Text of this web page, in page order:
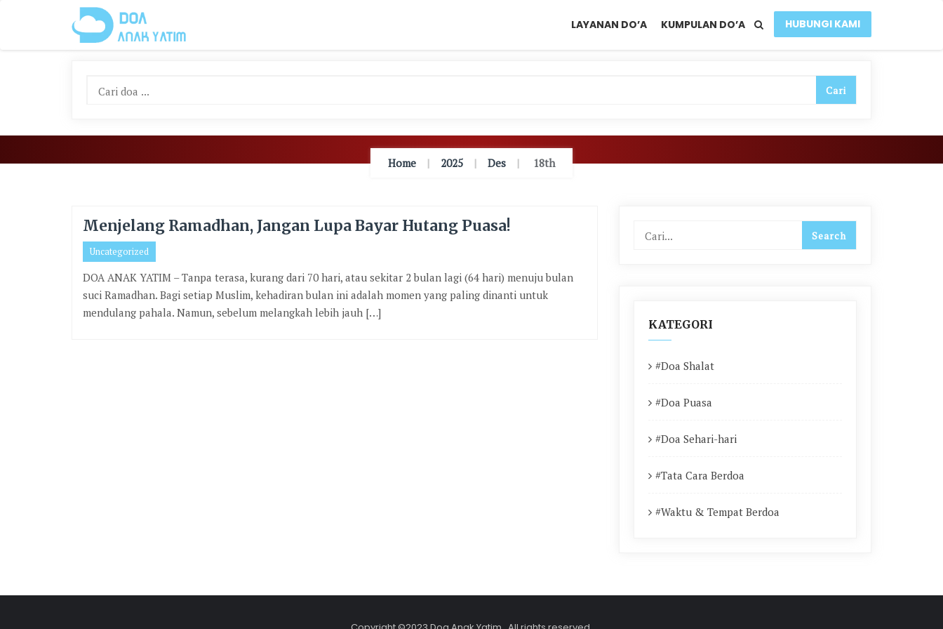
LAYANAN DO’A KUMPULAN DO’A HUBUNGI KAMI
Home 2025 Des 18th
Menjelang Ramadhan, Jangan Lupa Bayar Hutang Puasa!
Uncategorized
DOA ANAK YATIM – Tanpa terasa, kurang dari 70 hari, atau sekitar 2 bulan lagi (64 hari) menuju bulan
suci Ramadhan. Bagi setiap Muslim, kehadiran bulan ini adalah momen yang paling dinanti untuk
mendulang pahala. Namun, sebelum melangkah lebih jauh […]
KATEGORI
#Doa Shalat
#Doa Puasa
#Doa Sehari-hari
#Tata Cara Berdoa
#Waktu & Tempat Berdoa